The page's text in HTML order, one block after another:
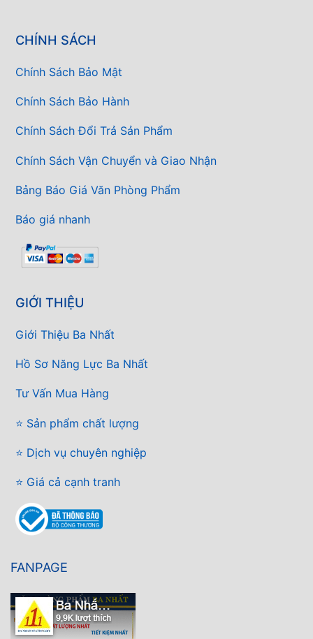
CHÍNH SÁCH
Chính Sách Bảo Mật
Chính Sách Bảo Hành
Chính Sách Đổi Trả Sản Phẩm
Chính Sách Vận Chuyển và Giao Nhận
Bảng Báo Giá Văn Phòng Phẩm
Báo giá nhanh
GIỚI THIỆU
Giới Thiệu Ba Nhất
Hồ Sơ Năng Lực Ba Nhất
Tư Vấn Mua Hàng
⭐ Sản phẩm chất lượng
⭐ Dịch vụ chuyên nghiệp
⭐ Giá cả cạnh tranh
FANPAGE